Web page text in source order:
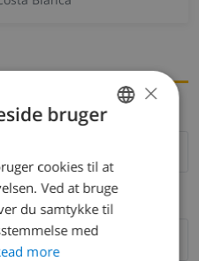
DUTCH
SPANISH
×
bruger
cookies til at
Ved at bruge
du samtykke til
med
more